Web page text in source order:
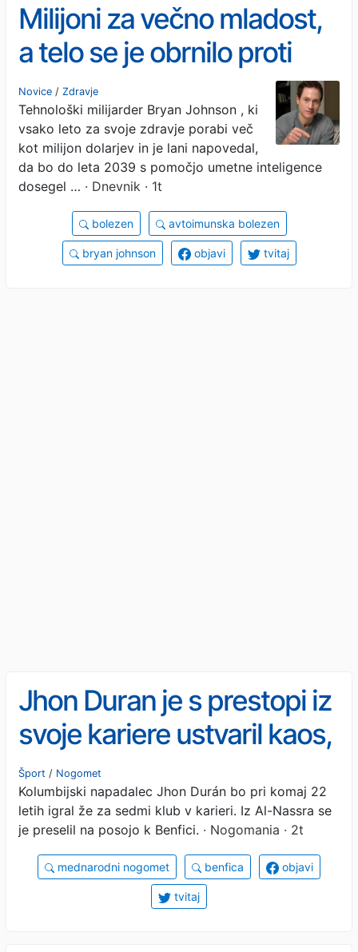
Milijoni za večno mladost,
a telo se je obrnilo proti
njemu: nesojeni
nesmrtnež v smrtni
nevarnosti
Novice / Zdravje
Tehnološki milijarder Bryan Johnson , ki
vsako leto za svoje zdravje porabi več
kot milijon dolarjev in je lani napovedal,
da bo do leta 2039 s pomočjo umetne inteligence
dosegel … · Dnevnik · 1t
bolezen avtoimunska bolezen
bryan johnson objavi tvitaj
Jhon Duran je s prestopi iz
svoje kariere ustvaril kaos,
pri 22 letih je podpisal že
za sedmi klub
Šport / Nogomet
Kolumbijski napadalec Jhon Durán bo pri komaj 22
letih igral že za sedmi klub v karieri. Iz Al-Nassra se
je preselil na posojo k Benfici. · Nogomania · 2t
mednarodni nogomet benfica objavi
tvitaj